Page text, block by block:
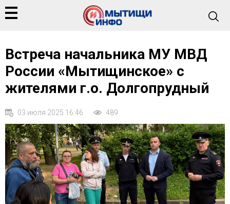
Встреча начальника МУ МВД
России «Мытищинское» с
жителями г.о. Долгопрудный
03 июля 2025 16:46 489